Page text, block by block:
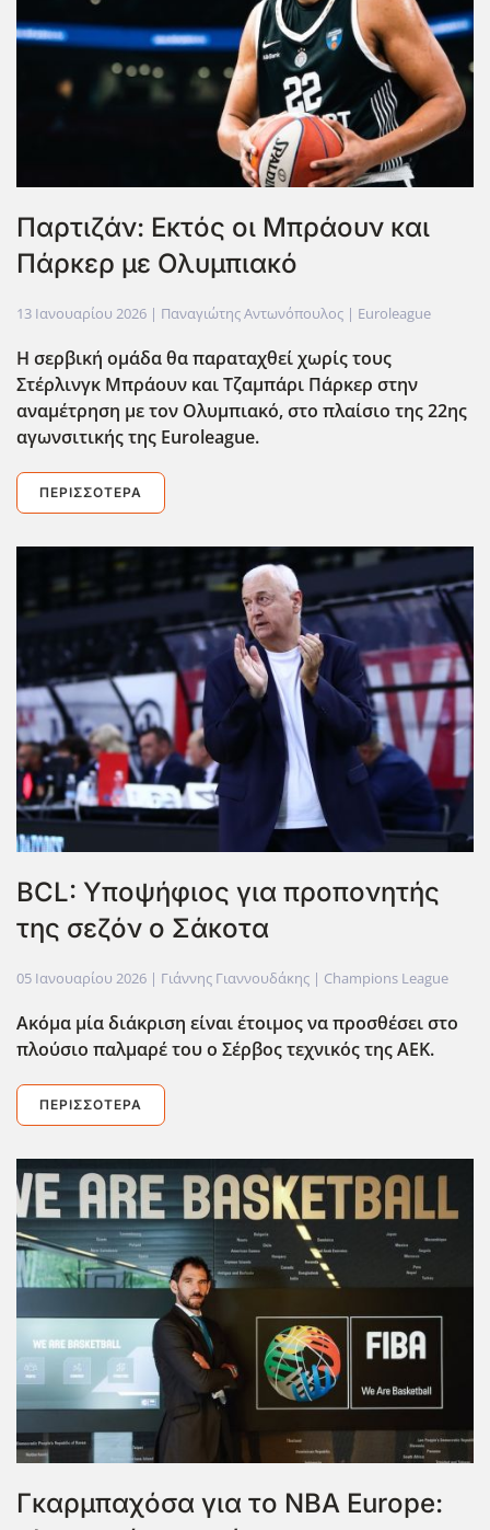
Παρτιζάν: Εκτός οι Μπράουν και
Πάρκερ με Ολυμπιακό
13 Ιανουαρίου 2026 | Παναγιώτης Αντωνόπουλος | Euroleague
Η σερβική ομάδα θα παραταχθεί χωρίς τους
Στέρλινγκ Μπράουν και Τζαμπάρι Πάρκερ στην
αναμέτρηση με τον Ολυμπιακό, στο πλαίσιο της 22ης
αγωνσιτικής της Euroleague.
ΠΕΡΙΣΣΌΤΕΡΑ
BCL: Υποψήφιος για προπονητής
της σεζόν ο Σάκοτα
05 Ιανουαρίου 2026 | Γιάννης Γιαννουδάκης | Champions League
Ακόμα μία διάκριση είναι έτοιμος να προσθέσει στο
πλούσιο παλμαρέ του ο Σέρβος τεχνικός της ΑΕΚ.
ΠΕΡΙΣΣΌΤΕΡΑ
Γκαρμπαχόσα για το ΝΒΑ Europe: